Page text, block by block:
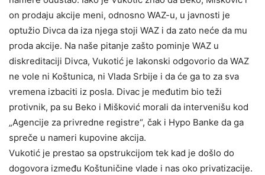
on prodaju akcije meni, odnosno WAZ-u, u javnosti je
optužio Divca da iza njega stoji WAZ i da zato neće da mu
proda akcije. Na naše pitanje zašto pominje WAZ u
diskreditaciji Divca, Vukotić je lakonski odgovorio da WAZ
ne vole ni Koštunica, ni Vlada Srbije i da će ga to za sva
vremena izbaciti iz posla. Divac je međutim bio teži
protivnik, pa su Beko i Mišković morali da intervenišu kod
„Agencije za privredne registre“, čak i Hypo Banke da ga
spreče u nameri kupovine akcija.
Vukotić je prestao sa opstrukcijom tek kad je došlo do
dogovora između Koštuničine vlade i nas oko privatizacije.